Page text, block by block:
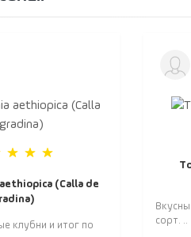
(Calla de
клубни и итог по
сорт. ..